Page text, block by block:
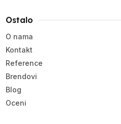
Ostalo
O nama
Kontakt
Reference
Brendovi
Blog
Oceni